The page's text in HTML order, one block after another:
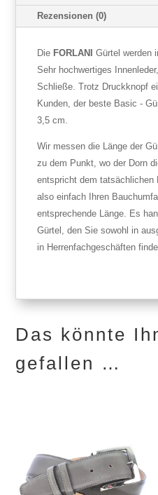
Rezensionen (0)
Die FORLANI
Gürtel werden
Sehr hochwertiges
Schließe. Trotz Druckknopf
Kunden, der beste Basic -
3,5 cm.
Wir messen die Länge der
zu dem Punkt, wo der Dorn
entspricht dem tatsächlichen
also einfach Ihren
entsprechende Länge. Es
Gürtel, den Sie sowohl in
in Herrenfachgeschäften
Das könnte
gefallen …